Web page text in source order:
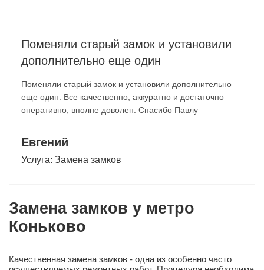
Замена замков у метро
Коньково
Качественная замена замков - одна из особенно часто
Поменяли старый замок и установили
дополнительно еще один
Поменяли старый замок и установили дополнительно
еще один. Все качественно, аккуратно и достаточно
оперативно, вполне доволен. Спасибо Павлу
Евгений
Услуга: Замена замков